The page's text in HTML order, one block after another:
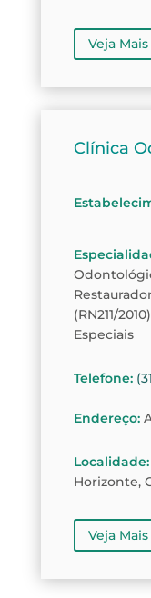
Veja Mais
Clínica
(RN211/
Especiais
Telefone:
Endereço:
Localidade:
Horizonte,
Veja Mais